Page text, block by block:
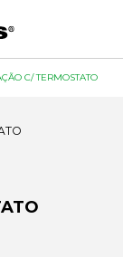
C/ TERMOSTATO